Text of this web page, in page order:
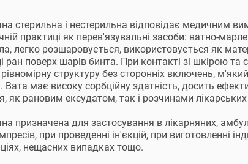
стерильна і нестерильна відповідає медичним
практиці як перев'язувальні засоби: ватно-
легко розшаровується, використовується як
ран поверх шарів бинта. При контакті зі шкірою
структуру без сторонніх включень,
має високу сорбційну здатність, досить
як рановим ексудатом, так і розчинами лікарських
призначена для застосування в лікарняних,
при проведенні ін'єкцій, при виготовленні
нещасних випадках тощо.